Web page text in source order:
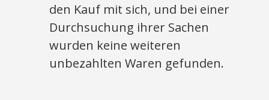
den Kauf mit sich, und bei einer
Durchsuchung ihrer Sachen
wurden keine weiteren
unbezahlten Waren gefunden.